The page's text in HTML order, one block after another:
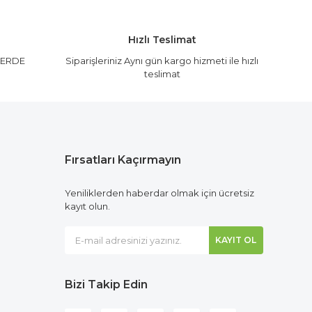
Hızlı Teslimat
Siparişleriniz Aynı gün kargo hizmeti ile hızlı
teslimat
Fırsatları Kaçırmayın
Yeniliklerden haberdar olmak için ücretsiz
kayıt olun.
KAYIT OL
Bizi Takip Edin